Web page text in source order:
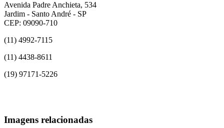
Avenida Padre Anchieta, 534
Jardim - Santo André - SP
CEP: 09090-710
(11) 4992-7115
(11) 4438-8611
(19) 97171-5226
Imagens relacionadas